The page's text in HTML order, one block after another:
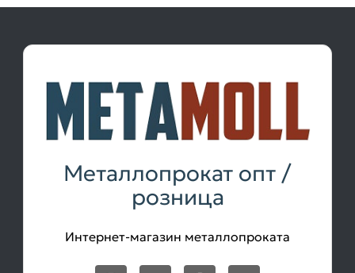
Металлопрокат опт /
розница
Интернет-магазин металлопроката